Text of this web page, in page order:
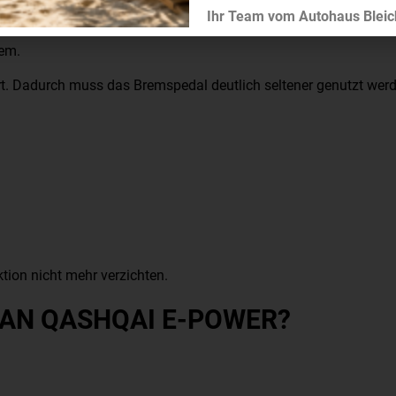
muss das Bremspedal deutlich seltener genutzt
nicht mehr verzichten.
QASHQAI E-POWER?
Ihr Team vom Autohaus